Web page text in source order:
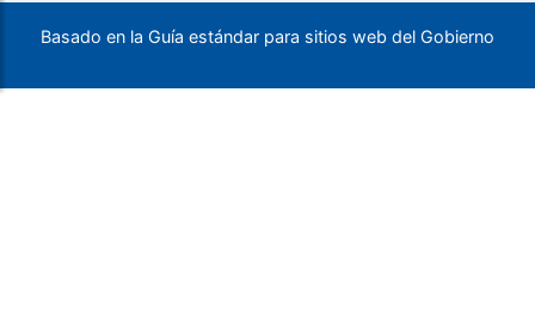
Basado en la Guía estándar para sitios web del Gobierno